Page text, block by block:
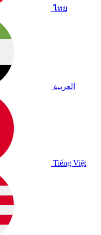
ไทย
العربية
Tiếng Việt